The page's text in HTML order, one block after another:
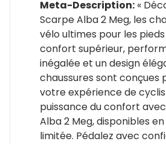
Meta-Description: «
Scarpe Alba 2 Meg, les
vélo ultimes pour les
confort supérieur,
inégalée et un design
chaussures sont conçues
votre expérience de
puissance du confort
Alba 2 Meg, disponibles
limitée. Pédalez avec